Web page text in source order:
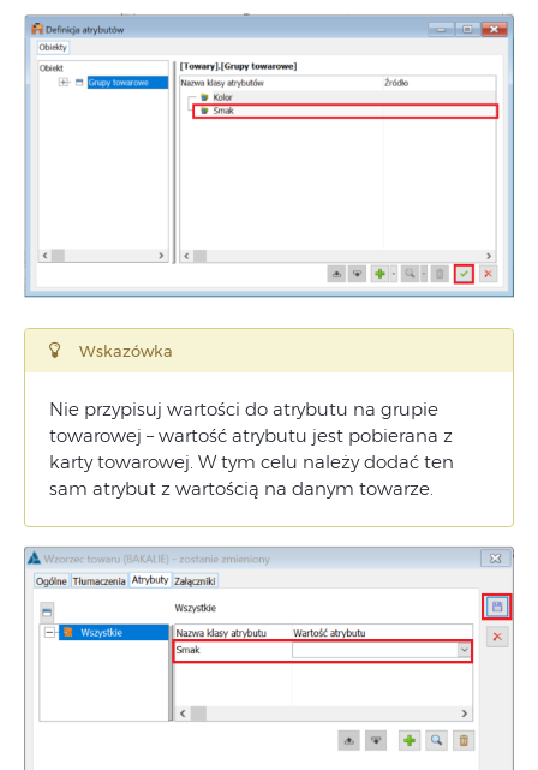
Wskazówka
Nie przypisuj wartości do atrybutu na grupie
towarowej – wartość atrybutu jest pobierana z
karty towarowej. W tym celu należy dodać ten
sam atrybut z wartością na danym towarze.